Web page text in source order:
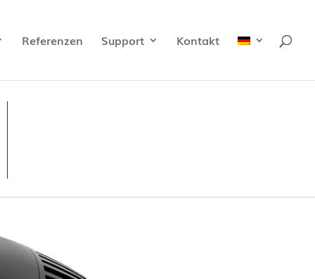
Referenzen Support Kontakt